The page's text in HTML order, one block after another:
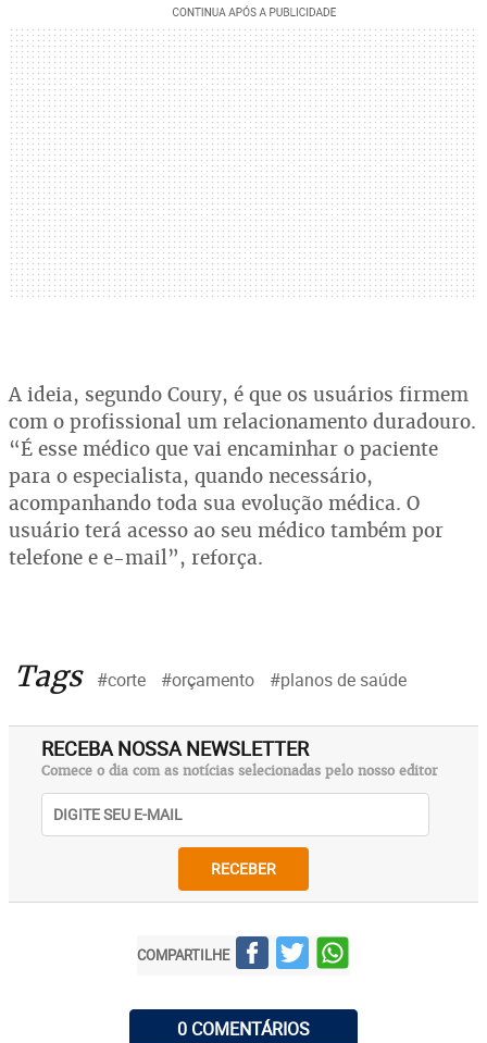
A ideia, segundo Coury, é que os usuários firmem
com o profissional um relacionamento duradouro.
“É esse médico que vai encaminhar o paciente
para o especialista, quando necessário,
acompanhando toda sua evolução médica. O
usuário terá acesso ao seu médico também por
telefone e e-mail”, reforça.
Tags #corte #orçamento #planos de saúde
RECEBA NOSSA NEWSLETTER
Comece o dia com as notícias selecionadas pelo nosso editor
RECEBER
COMPARTILHE
0 COMENTÁRIOS